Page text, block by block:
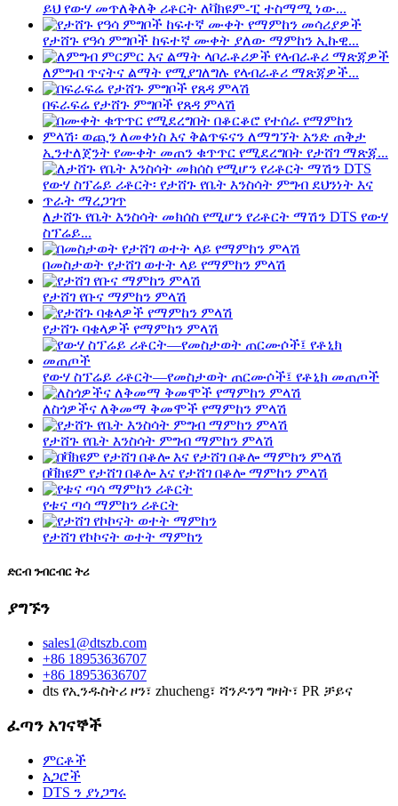
ይህ የውሃ መጥለቅለቅ ሪቶርት ለቫክዩም-ፒ ተስማሚ ነው...
የታሸጉ የዓሳ ምግቦች ከፍተኛ ሙቀት ያለው ማምከን ኢኩዊ...
ለምግብ ጥናትና ልማት የሚያገለግሉ የላብራቶሪ ማጽጃዎች...
በፍራፍሬ የታሸጉ ምግቦች የጸዳ ምላሽ
ኢንተለጀንት የሙቀት መጠን ቁጥጥር የሚደረግበት የታሸገ ማጽጃ...
ለታሸጉ የቤት እንስሳት መክሰስ የሚሆን የሪቶርት ማሽን DTS የውሃ
ስፕሬይ...
በመስታወት የታሸገ ወተት ላይ የማምከን ምላሽ
የታሸገ የቡና ማምከን ምላሽ
የታሸጉ ባቄላዎች የማምከን ምላሽ
የውሃ ስፕሬይ ሪቶርት—የመስታወት ጠርሙሶች፤ የቶኒክ መጠጦች
ለስጎዎችና ለቅመማ ቅመሞች የማምከን ምላሽ
የታሸጉ የቤት እንስሳት ምግብ ማምከን ምላሽ
በቫክዩም የታሸገ በቆሎ እና የታሸገ በቆሎ ማምከን ምላሽ
የቱና ጣሳ ማምከን ሪቶርት
የታሸገ የኮኮናት ወተት ማምከን
ድርብ ንብርብር ትሪ
ያግኙን
sales1@dtszb.com
+86 18953636707
+86 18953636707
dts የኢንዱስትሪ ዞን፣ zhucheng፣ ሻንዶንግ ግዛት፣ PR ቻይና
ፈጣን አገናኞች
ምርቶች
አጋሮች
DTS ን ያነጋግሩ